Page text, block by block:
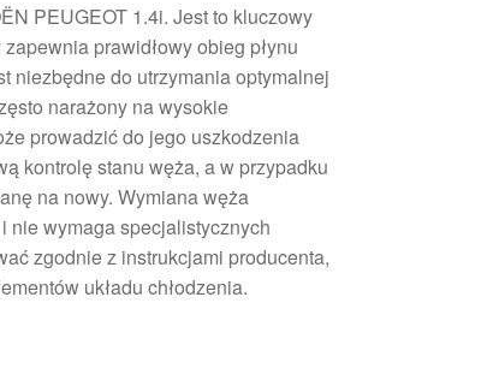
PEUGEOT 1.4i. Jest to kluczowy
prawidłowy obieg płynu
niezbędne do utrzymania optymalnej
narażony na wysokie
prowadzić do jego uszkodzenia
kontrolę stanu węża, a w przypadku
na nowy. Wymiana węża
nie wymaga specjalistycznych
zgodnie z instrukcjami producenta,
układu chłodzenia.